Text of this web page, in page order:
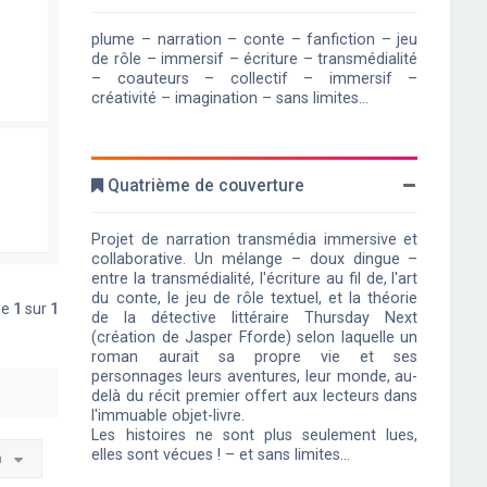
1 sur 1
plume – narration – conte – fanfiction – jeu
de rôle – immersif – écriture – transmédialité
– coauteurs – collectif – immersif –
créativité – imagination – sans limites...
Quatrième de couverture
Projet de narration transmédia immersive et
collaborative. Un mélange – doux dingue –
entre la transmédialité, l'écriture au fil de, l'art
du conte, le jeu de rôle textuel, et la théorie
de la détective littéraire Thursday Next
(création de Jasper Fforde) selon laquelle un
roman aurait sa propre vie et ses
personnages leurs aventures, leur monde, au-
delà du récit premier offert aux lecteurs dans
l'immuable objet-livre.
Les histoires ne sont plus seulement lues,
elles sont vécues ! – et sans limites...